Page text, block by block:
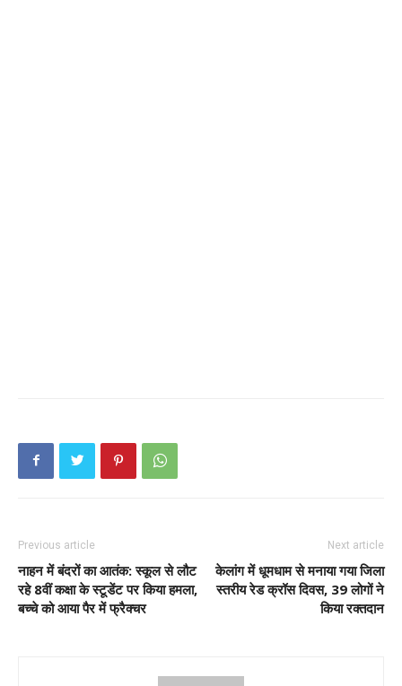
Previous article
नाहन में बंदरों का आतंक: स्कूल से लौट
रहे 8वीं कक्षा के स्टूडेंट पर किया हमला,
बच्चे को आया पैर में फ्रैक्चर
Next article
केलांग में धूमधाम से मनाया गया जिला
स्तरीय रेड क्रॉस दिवस, 39 लोगों ने
किया रक्तदान